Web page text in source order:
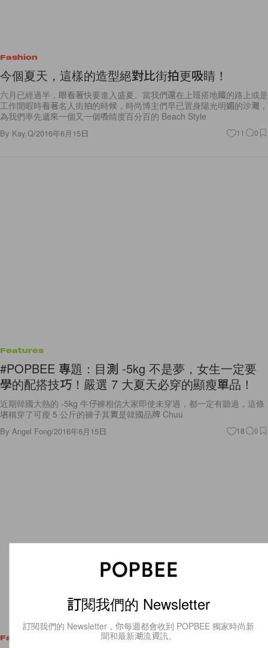
Fashion
今個夏天，這樣的造型絕對比街拍更吸睛！
六月已經過半，眼看著快要進入盛夏。當我們還在上班搭地鐵的路上或是
工作閒暇時看著名人街拍的時候，時尚博主們早已置身陽光明媚的沙灘，
為我們率先遞來一個又一個吸睛度百分百的 Beach Style
By Kay.Q/2016年6月15日 11 0
Features
#POPBEE 專題：目測 -5kg 不是夢，女生一定要
學的配搭技巧！嚴選 7 大夏天必穿的顯瘦單品！
近期韓國大熱的 -5kg 牛仔褲相信大家即使未穿過，都一定有聽過，這條
堪稱穿了可瘦 5 公斤的褲子其實是韓國品牌 Chuu
By Angel Fong/2016年6月15日 18 0
Fashion
訂閱我們的 Newsletter
訂閱我們的 Newsletter，你每週都會收到 POPBEE 獨家時尚新
聞和最新潮流資訊。